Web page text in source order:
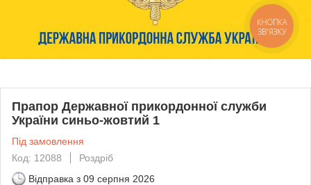
Прапор Державної прикордонної служби
України синьо-жовтий 1
Під замовлення
Код: 12088
Роздріб
Відправка з 09 серпня 2026
КНОПКА
ЗВ'ЯЗКУ